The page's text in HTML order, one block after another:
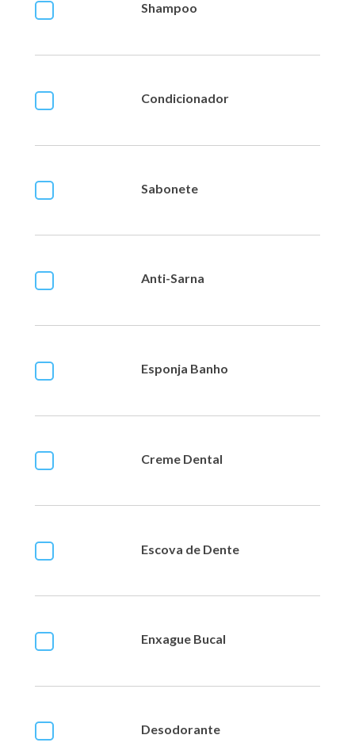
Shampoo
Condicionador
Sabonete
Anti-Sarna
Esponja Banho
Creme Dental
Escova de Dente
Enxague Bucal
Desodorante